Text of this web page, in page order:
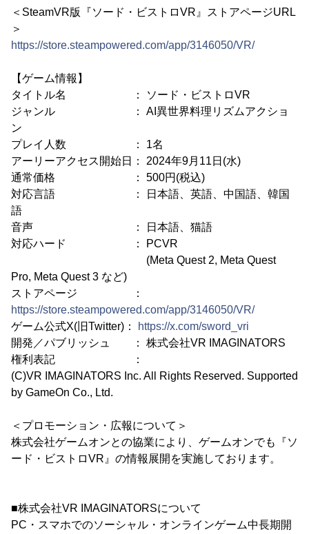
＜SteamVR版『ソード・ビストロVR』ストアページURL
＞
https://store.steampowered.com/app/3146050/VR/
【ゲーム情報】
タイトル名 ： ソード・ビストロVR
ジャンル ： AI異世界料理リズムアクショ
ン
プレイ人数 ： 1名
アーリーアクセス開始日： 2024年9月11日(水)
通常価格 ： 500円(税込)
対応言語 ： 日本語、英語、中国語、韓国
語
音声 ： 日本語、猫語
対応ハード ： PCVR
(Meta Quest 2, Meta Quest
Pro, Meta Quest 3 など)
ストアページ ：
https://store.steampowered.com/app/3146050/VR/
ゲーム公式X(旧Twitter)：
https://x.com/sword_vri
開発／パブリッシュ ： 株式会社VR IMAGINATORS
権利表記 ：
(C)VR IMAGINATORS Inc. All Rights Reserved. Supported
by GameOn Co., Ltd.
＜プロモーション・広報について＞
株式会社ゲームオンとの協業により、ゲームオンでも『ソ
ード・ビストロVR』の情報展開を実施しております。
■株式会社VR IMAGINATORSについて
PC・スマホでのソーシャル・オンラインゲーム中長期開